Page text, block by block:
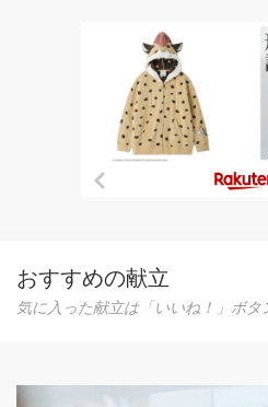
おすすめの献立
気に入った献立は「いいね！」ボタ